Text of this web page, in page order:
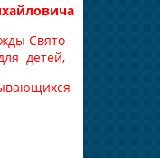
Свято-
детей,